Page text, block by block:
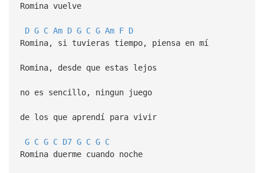
Romina vuelve
D G C Am D G C G Am F D
Romina, si tuvieras tiempo, piensa en mí
Romina, desde que estas lejos
no es sencillo, ningun juego
de los que aprendí para vivir
G C G C D7 G C G C
Romina duerme cuando noche